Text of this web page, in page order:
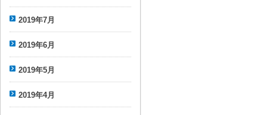
2019年7月
2019年6月
2019年5月
2019年4月